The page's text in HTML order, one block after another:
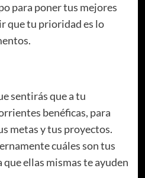
para poner tus mejores
que tu prioridad es lo
sentirás que a tu
benéficas, para
metas y tus proyectos.
cuáles son tus
ellas mismas te ayuden